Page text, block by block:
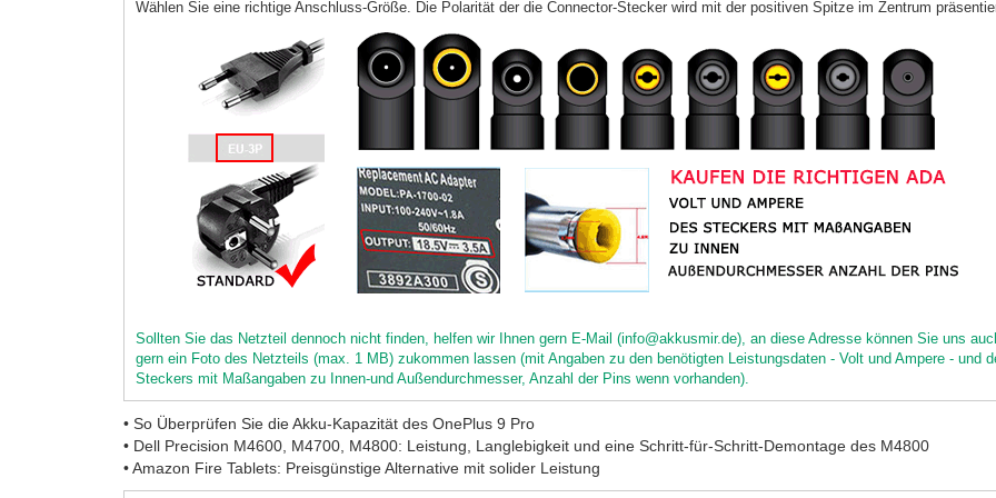
Wählen Sie eine richtige Anschluss-Größe. Die Polarität der die Connector-Stecker wird mit der positiven Spitze im Zentrum
Sollten Sie das Netzteil dennoch nicht finden, helfen wir Ihnen gern E-Mail (info@akkusmir.de), an diese Adresse können Sie uns
gern ein Foto des Netzteils (max. 1 MB) zukommen lassen (mit Angaben zu den benötigten Leistungsdaten - Volt und Ampere - und
Steckers mit Maßangaben zu Innen-und Außendurchmesser, Anzahl der Pins wenn vorhanden).
• So Überprüfen Sie die Akku-Kapazität des OnePlus 9 Pro
• Dell Precision M4600, M4700, M4800: Leistung, Langlebigkeit und eine Schritt-für-Schritt-Demontage des M4800
• Amazon Fire Tablets: Preisgünstige Alternative mit solider Leistung